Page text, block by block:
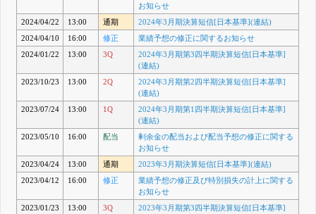
お知らせ
2024/04/22
13:00 通期
2024年3月期決算短信[日本基準](連結)
2024/04/10
16:00 修正
業績予想の修正に関するお知らせ
2024/01/22
13:00 3Q
2024年3月期第3四半期決算短信[日本基準]
(連結)
2023/10/23
13:00 2Q
2024年3月期第2四半期決算短信[日本基準]
(連結)
2023/07/24
13:00 1Q
2024年3月期第1四半期決算短信[日本基準]
(連結)
2023/05/10
16:00 配当
剰余金の配当および配当予想の修正に関する
お知らせ
2023/04/24
13:00 通期
2023年3月期決算短信[日本基準](連結)
2023/04/12
16:00 修正
業績予想の修正及び特別損失の計上に関する
お知らせ
2023/01/23
13:00 3Q
2023年3月期第3四半期決算短信[日本基準]